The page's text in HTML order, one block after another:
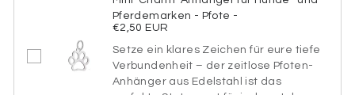
SCHRIFTART
4
Pferdemarken - Pfote -
€2,50 EUR
Setze ein klares Zeichen für eure tiefe
Verbundenheit – der zeitlose Pfoten-
Anhänger aus Edelstahl ist das